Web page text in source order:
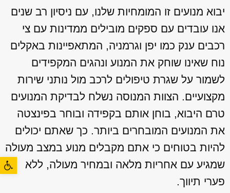
פתח
יבוא מנועים זו המומחיות שלנו, עם ניסיון רב שנים
אנו עובדים עם ספקים מובילים ממדינות עם צי
רכבים ענק כמו יפן וגרמניה, המתאפיינות באקלים
נוח שאינו שוחק את המנוע ונהגים המקפידים
לשמור על שגרת טיפולים לרכב מול נותני שירות
מקצועיים. הצוות המנוסה נשלח לבדיקת המנועים
טרם היבוא, בוחן אותם בקפידה ובוחר בפינצטה
את המנועים המובחרים ביותר. כך שאתם יכולים
להיות בטוחים כי אתם מקבלים מנוע במצב מעולה
שמגיע עם אחריות מלאה ובמחיר מעולה, ללא
פערי תיווך.